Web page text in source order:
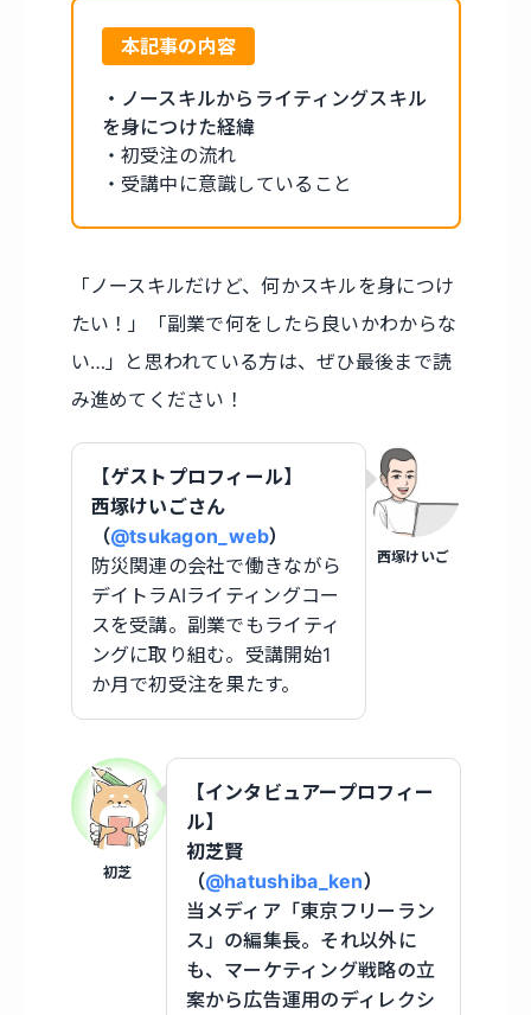
本記事の内容
・ノースキルからライティングスキル
を身につけた経緯
・初受注の流れ
・受講中に意識していること
「ノースキルだけど、何かスキルを身につけ
たい！」「副業で何をしたら良いかわからな
い…」と思われている方は、ぜひ最後まで読
み進めてください！
西塚けいご
【ゲストプロフィール】
西塚けいごさん
（@tsukagon_web）
防災関連の会社で働きながら
デイトラAIライティングコー
スを受講。副業でもライティ
ングに取り組む。受講開始1
か月で初受注を果たす。
初芝
【インタビュアープロフィー
ル】
初芝賢
（@hatushiba_ken）
当メディア「東京フリーラン
ス」の編集長。それ以外に
も、マーケティング戦略の立
案から広告運用のディレクシ